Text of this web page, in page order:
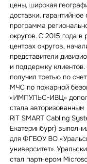
цены, широкая
доставки,
программа
округов. С 2015 года в
центрах округов,
представители
и поддержку
получил третью по
МЧС по пожарной
«ИМПУЛЬС-ИВЦ»
стала
RiT SMART Cabling
Екатеринбург)
для ФГБОУ ВО
университет».
стал партнером